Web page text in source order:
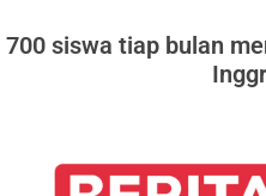
700 siswa tiap bulan